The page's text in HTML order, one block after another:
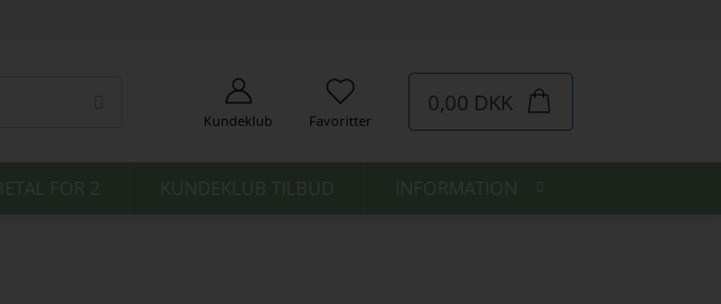
Kundeklub Favoritter
0,00 DKK
FOR 2 KUNDEKLUB TILBUD INFORMATION